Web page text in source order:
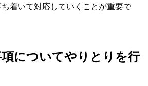
着いて対応していくことが重要で
項についてやりとりを行